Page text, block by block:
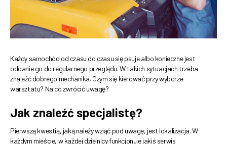
Każdy samochód od czasu do czasu się psuje albo konieczne jest
oddanie go do regularnego przeglądu. W takich sytuacjach trzeba
znaleźć dobrego mechanika. Czym się kierować przy wyborze
warsztatu? Na co zwrócić uwagę?
Jak znaleźć specjalistę?
Pierwszą kwestią, jaką należy wziąć pod uwagę, jest lokalizacja. W
każdym mieście, w każdej dzielnicy funkcjonuje jakiś serwis